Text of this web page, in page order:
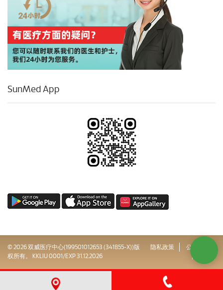
SunMed App
© 2026 双威医疗中心(199501012653 (341855-X))版
权所有。 KKLIU 0001/EXP 31.12.2026
隐私政策
公司治理
网站地图